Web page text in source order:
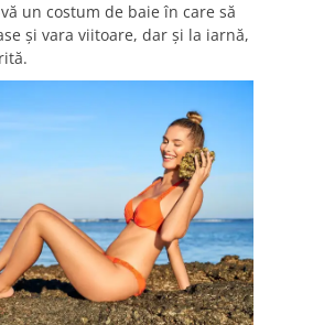
un costum de baie în care să
și vara viitoare, dar și la iarnă,